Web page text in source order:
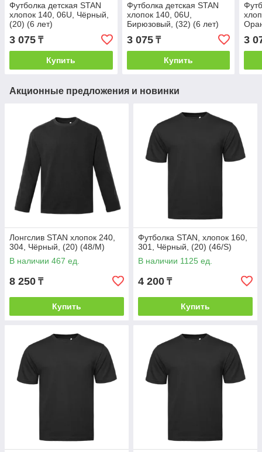
Футболка детская STAN
хлопок 140, 06U, Чёрный,
(20) (6 лет)
3 075 ₸
Купить
Футболка детская STAN
хлопок 140, 06U,
Бирюзовый, (32) (6 лет)
3 075₸
Купить
3
Акционные предложения и новинки
Лонгслив STAN хлопок 240,
304, Чёрный, (20) (48/M)
В наличии 467 ед.
8 250 ₸
Купить
Футболка STAN, хлопок 160,
301, Чёрный, (20) (46/S)
В наличии 1125 ед.
4 200 ₸
Купить